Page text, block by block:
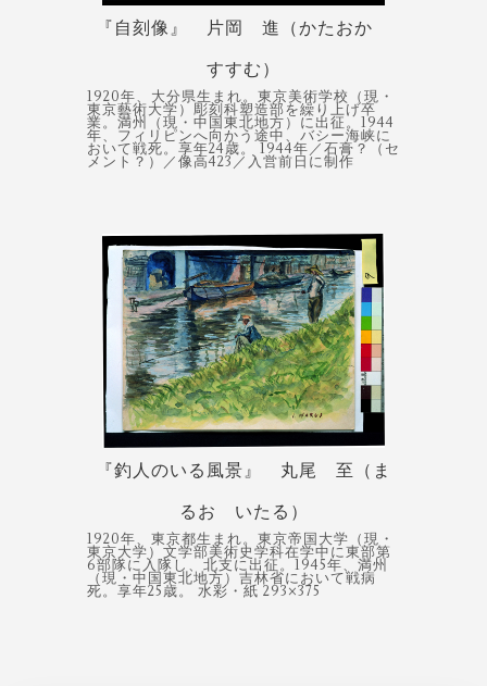
『自刻像』 片岡 進（かたおか
すすむ）
1920年、大分県生まれ。東京美術学校（現・
東京藝術大学）彫刻科塑造部を繰り上げ卒
業。満州（現・中国東北地方）に出征。1944
年、フィリピンへ向かう途中、バシー海峡に
おいて戦死。享年24歳。 1944年／石膏？（セ
メント？）／像高423／入営前日に制作
『釣人のいる風景』 丸尾 至（ま
るお いたる）
1920年、東京都生まれ。東京帝国大学（現・
東京大学）文学部美術史学科在学中に東部第
6部隊に入隊し、北支に出征。1945年、満州
（現・中国東北地方）吉林省において戦病
死。享年25歳。 水彩・紙 293×375